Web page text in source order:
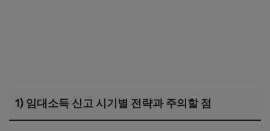
1) 임대소득 신고 시기별 전략과 주의할 점